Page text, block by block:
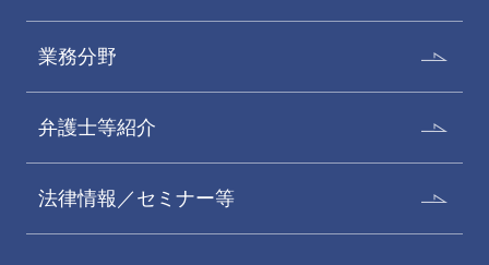
業務分野
弁護士等紹介
法律情報／セミナー等